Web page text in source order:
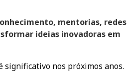
mentorias, redes
ideias inovadoras em
significativo nos próximos anos.